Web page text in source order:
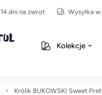
14 dni na zwrot Wysyłka w
Kolekcje
Królik BUKOWSKI Sweet